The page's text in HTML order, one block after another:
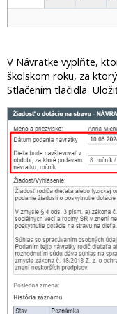
V Návratke vyplňte,
školskom roku, za
Stlačením tlačidla